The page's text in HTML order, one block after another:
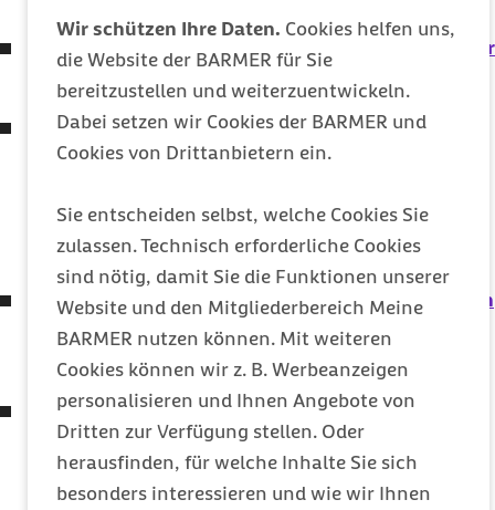
Wir schützen Ihre Daten. Cookies helfen uns,
die Website der BARMER für Sie
bereitzustellen und weiterzuentwickeln.
Dabei setzen wir Cookies der BARMER und
Cookies von Drittanbietern ein.
Sie entscheiden selbst, welche Cookies Sie
zulassen. Technisch erforderliche Cookies
sind nötig, damit Sie die Funktionen unserer
Website und den Mitgliederbereich Meine
BARMER nutzen können. Mit weiteren
Cookies können wir z. B. Werbeanzeigen
personalisieren und Ihnen Angebote von
Dritten zur Verfügung stellen. Oder
herausfinden, für welche Inhalte Sie sich
besonders interessieren und wie wir Ihnen
Gesetz für ein Zukunftsprogramm Krankenhäuser
(Krankenhauszukunftsgesetz - KHZG)
Gesetz zur Stärkung von intensivpflegerischer
Versorgung und medizinischer Rehabilitation in
(Intensivpflege- und
Rehabilitationsstärkungsgesetz – GKV-IPReG)
Gesetz zum Schutz elektronischer Patientendaten
in der Telematikinfrastruktur
(Patientendaten-Schutz-Gesetz – PDSG)
Verordnung zum Anspruch auf Testung in Bezug
auf einen direkten Erregernachweis des
CoronavirusSARS-CoV-2
(Coronavirus-Testverordnung – TestV)